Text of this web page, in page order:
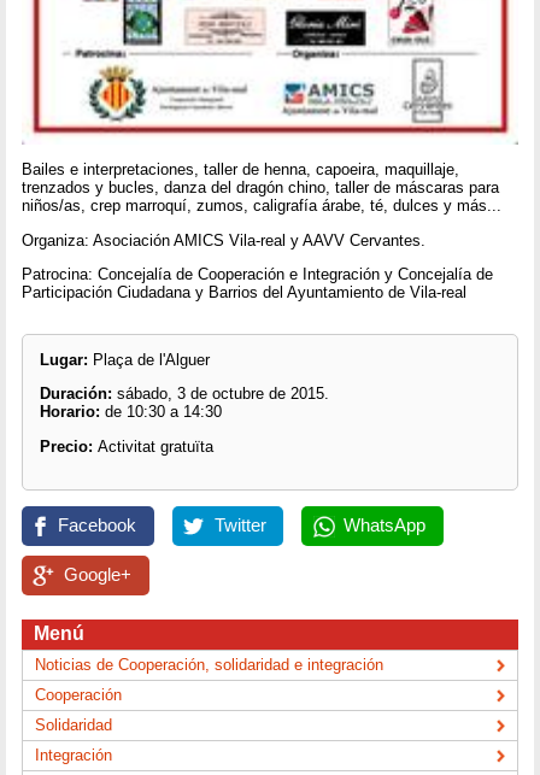
Bailes e interpretaciones, taller de henna, capoeira, maquillaje,
trenzados y bucles, danza del dragón chino, taller de máscaras para
niños/as, crep marroquí, zumos, caligrafía árabe, té, dulces y más...
Organiza: Asociación AMICS Vila-real y AAVV Cervantes.
Patrocina: Concejalía de Cooperación e Integración y Concejalía de
Participación Ciudadana y Barrios del Ayuntamiento de Vila-real
Lugar: Plaça de l'Alguer
Duración: sábado, 3 de octubre de 2015.
Horario: de 10:30 a 14:30
Precio: Activitat gratuïta
Facebook Twitter WhatsApp
Google+
Menú
Noticias de Cooperación, solidaridad e integración
Cooperación
Solidaridad
Integración